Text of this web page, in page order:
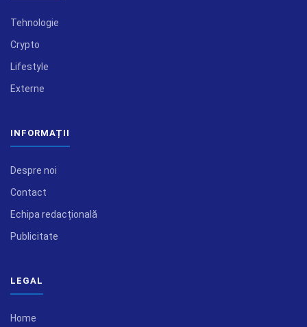
Tehnologie
Crypto
Lifestyle
Externe
INFORMAȚII
Despre noi
Contact
Echipa redacțională
Publicitate
LEGAL
Home